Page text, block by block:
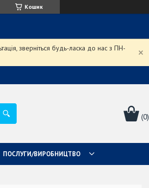
Кошик
зверніться будь-ласка до нас з ПН-
ПОСЛУГИ/ВИРОБНИЦТВО